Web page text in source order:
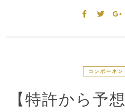
コンポーネン
【特許から予